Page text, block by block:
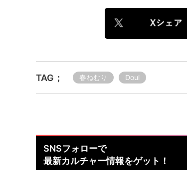
TAG； 春ねむり Doul
SNSフォローで
最新カルチャー情報をゲット！